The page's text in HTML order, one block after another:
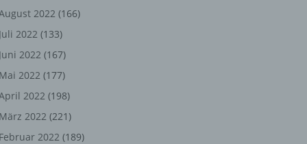
2022 (166)
Juli 2022 (133)
Juni 2022 (167)
Mai 2022 (177)
2022 (198)
März 2022 (221)
Februar 2022 (189)
oder